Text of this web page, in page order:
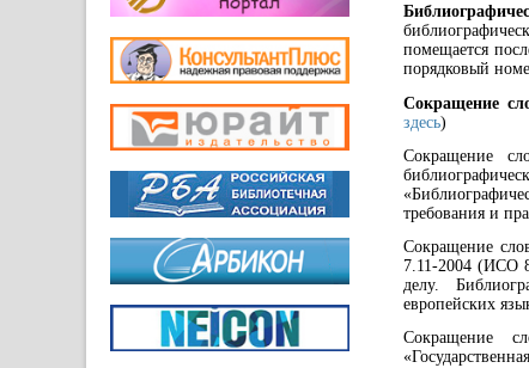
помещается
порядковый
Сокращение
здесь)
Сокращение
требования и
Сокращение
7.11-2004 (ИСО
делу.
европейских
Сокращение